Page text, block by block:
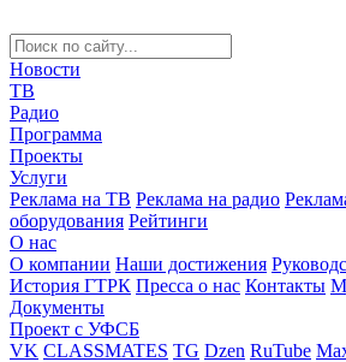
Новости
ТВ
Радио
Программа
Проекты
Услуги
Реклама на ТВ Реклама на радио
оборудования Рейтинги
О нас
О компании Наши достижения
История ГТРК Пресса о нас Контакты
Документы
Проект с УФСБ
VK CLASSMATES TG Dzen RuTube